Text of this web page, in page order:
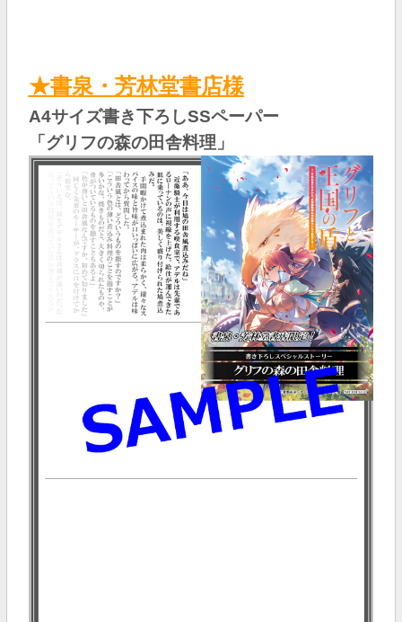
★書泉・芳林堂書店様
A4サイズ書き下ろしSSペーパー
「グリフの森の田舎料理」